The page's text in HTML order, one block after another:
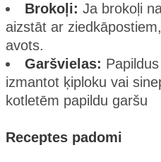
Brokoļi: Ja brokoļi
aizstāt ar
avots.
Garšvielas:
izmantot ķiploku vai
kotletēm papildu garšu​
Receptes padomi